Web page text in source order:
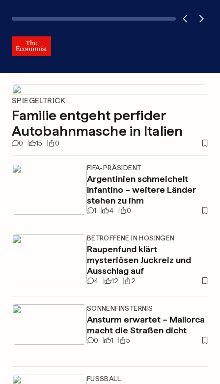
SPIEGELTRICK
Familie entgeht perfider
Autobahnmasche in Italien
0 15 0
FIFA-PRÄSIDENT
Argentinien schmeichelt
Infantino – weitere Länder
stehen zu ihm
1 4 0
BETROFFENE IN HOSINGEN
Raupenfund klärt
mysteriösen Juckreiz und
Ausschlag auf
4 12 2
SONNENFINSTERNIS
Ansturm erwartet – Mallorca
macht die Straßen dicht
0 1 5
FUSSBALL